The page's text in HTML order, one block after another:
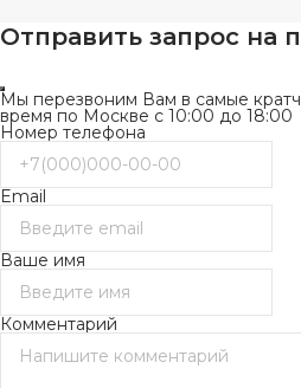
Отправить запрос на
Мы перезвоним Вам в самые
время по Москве с 10:00 до 18:00
Номер телефона
Email
Ваше имя
Комментарий